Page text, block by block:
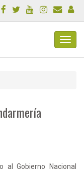
al Gobierno Nacional